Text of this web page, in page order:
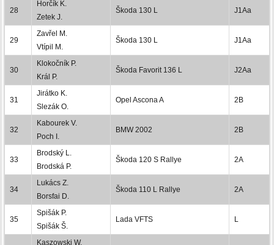
28
Horčík K.
Zetek J.
Škoda 130 L J1Aa
29
Zavřel M.
Vtípil M.
Škoda 130 L J1Aa
30
Klokočník P.
Král P.
Škoda Favorit 136 L J2Aa
31
Jirátko K.
Slezák O.
Opel Ascona A 2B
32
Kabourek V.
Poch I.
BMW 2002 2B
33
Brodský L.
Brodská P.
Škoda 120 S Rallye 2A
34
Lukács Z.
Borsfai D.
Škoda 110 L Rallye 2A
35
Spišák P.
Spišák Š.
Lada VFTS L
Kaszowski W.